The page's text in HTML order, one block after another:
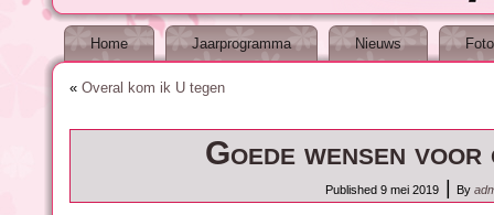
Home Jaarprogramma Nieuws
« Overal kom ik U tegen
Goede wensen voor
Published 9 mei 2019 By